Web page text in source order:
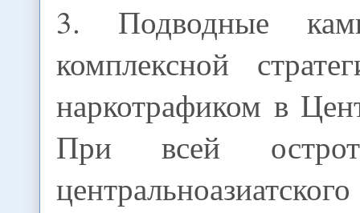
3. Подводные
комплексной
наркотрафиком в
При всей